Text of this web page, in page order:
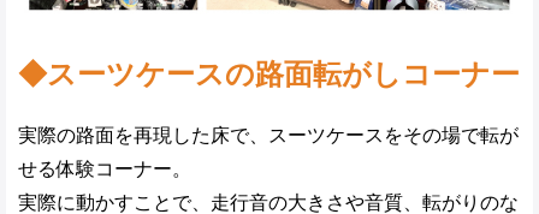
◆スーツケースの路面転がしコーナー
実際の路面を再現した床で、スーツケースをその場で転が
せる体験コーナー。
実際に動かすことで、走行音の大きさや音質、転がりのな